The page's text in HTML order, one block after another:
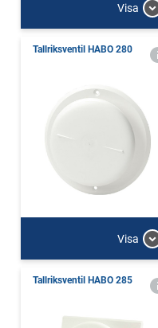
Visa
Tallriksventil HABO 280
Visa
Tallriksventil HABO 285